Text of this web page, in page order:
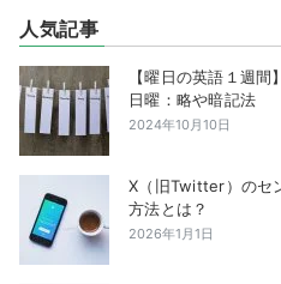
人気記事
【曜日の英語１週
日曜：略や暗記法
2024年10月10日
X（旧Twitter）のセ
方法とは？
2026年1月1日